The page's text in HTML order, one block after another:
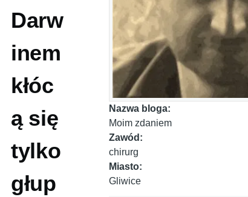
Darw
inem
kłóc
ą się
tylko
głup
Nazwa bloga:
Moim zdaniem
Zawód:
chirurg
Miasto:
Gliwice